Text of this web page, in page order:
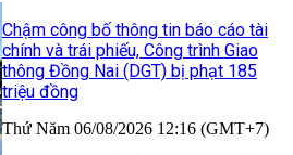
Chậm công bố thông tin báo cáo tài
chính và trái phiếu, Công trình Giao
thông Đồng Nai (DGT) bị phạt 185
triệu đồng
Thứ Năm 06/08/2026 12:16 (GMT+7)